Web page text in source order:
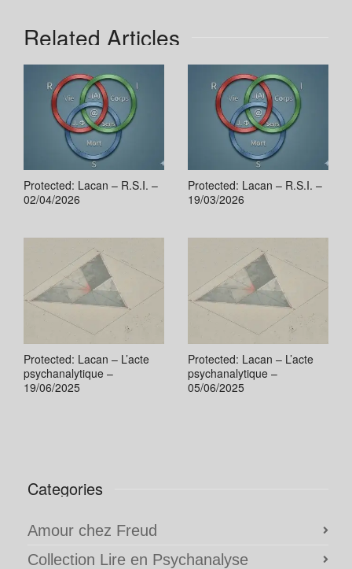
Related Articles
Protected: Lacan – R.S.I. –
02/04/2026
Protected: Lacan – R.S.I. –
19/03/2026
Protected: Lacan – L’acte
psychanalytique –
19/06/2025
Protected: Lacan – L’acte
psychanalytique –
05/06/2025
Categories
Amour chez Freud
Collection Lire en Psychanalyse